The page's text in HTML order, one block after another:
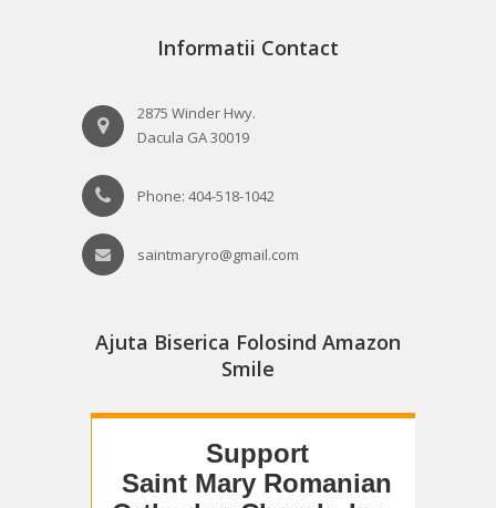
Informatii Contact
2875 Winder Hwy.
Dacula GA 30019
Phone: 404-518-1042
saintmaryro@gmail.com
Ajuta Biserica Folosind Amazon
Smile